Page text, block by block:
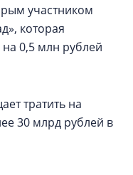
участником
которая
0,5 млн рублей
тратить на
30 млрд рублей в